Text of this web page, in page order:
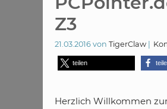
Z3
21.03.2016 von TigerClaw
teilen
Herzlich Willkommen